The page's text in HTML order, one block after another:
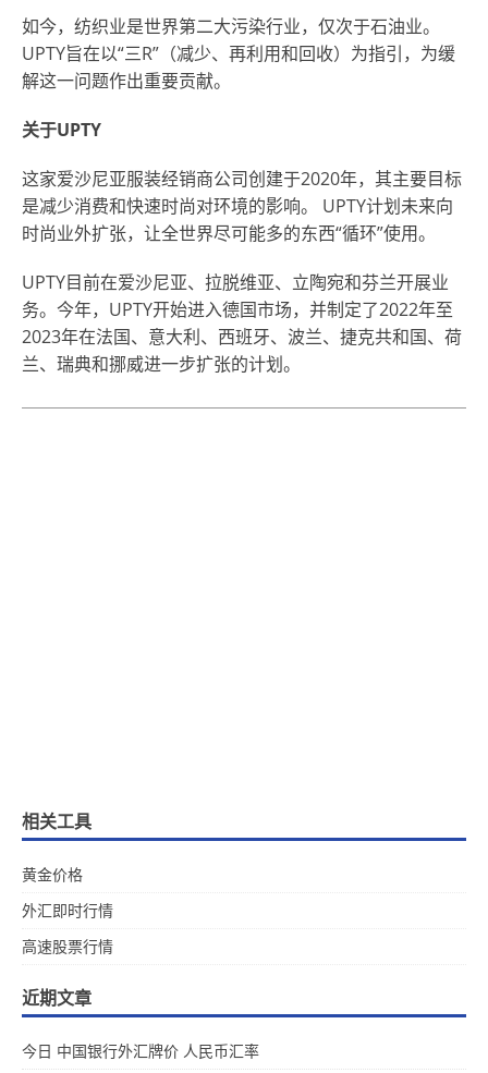
如今，纺织业是世界第二大污染行业，仅次于石油业。
UPTY旨在以“三R”（减少、再利用和回收）为指引，为缓
解这一问题作出重要贡献。
关于UPTY
这家爱沙尼亚服装经销商公司创建于2020年，其主要目标
是减少消费和快速时尚对环境的影响。 UPTY计划未来向
时尚业外扩张，让全世界尽可能多的东西“循环”使用。
UPTY目前在爱沙尼亚、拉脱维亚、立陶宛和芬兰开展业
务。今年，UPTY开始进入德国市场，并制定了2022年至
2023年在法国、意大利、西班牙、波兰、捷克共和国、荷
兰、瑞典和挪威进一步扩张的计划。
相关工具
黄金价格
外汇即时行情
高速股票行情
近期文章
今日 中国银行外汇牌价 人民币汇率